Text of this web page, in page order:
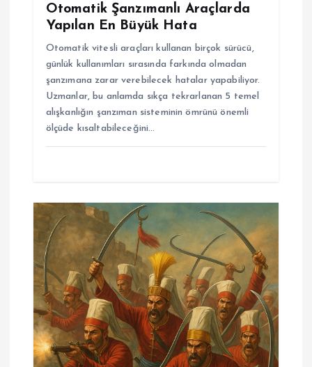
Otomatik Şanzımanlı Araçlarda
Yapılan En Büyük Hata
Otomatik vitesli araçları kullanan birçok sürücü,
günlük kullanımları sırasında farkında olmadan
şanzımana zarar verebilecek hatalar yapabiliyor.
Uzmanlar, bu anlamda sıkça tekrarlanan 5 temel
alışkanlığın şanzıman sisteminin ömrünü önemli
ölçüde kısaltabileceğini…